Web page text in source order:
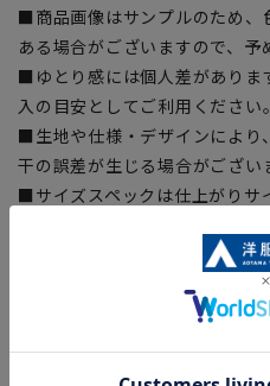
■商品画像はサンプルのため、
ある場合がございますので、予
■ゆとり感には個人差がありま
入の目安としてご利用ください。
■生地や仕様・デザインにより
干の誤差が生じる場合がござい
■サイズスペックは仕上がりサ
■ブラウザやお使いのモニター
加減により、実際の商品と掲
■店舗や各モールサイトと商品